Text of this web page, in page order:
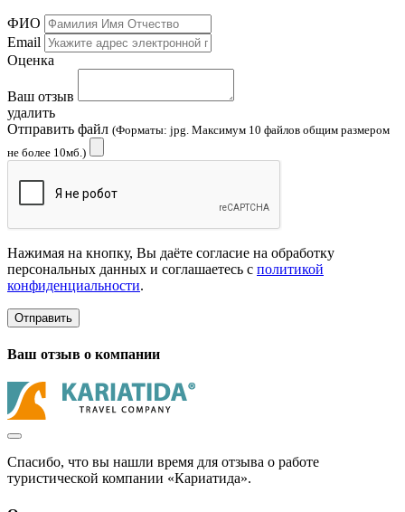
ФИО
Email
Оценка
Ваш отзыв
удалить
Отправить файл (Форматы: jpg. Максимум 10 файлов общим размером
не более 10мб.)
Нажимая на кнопку, Вы даёте согласие на обработку
персональных данных и соглашаетесь с политикой
конфиденциальности.
Отправить
Ваш отзыв о компании
Спасибо, что вы нашли время для отзыва о работе
туристической компании «Кариатида».